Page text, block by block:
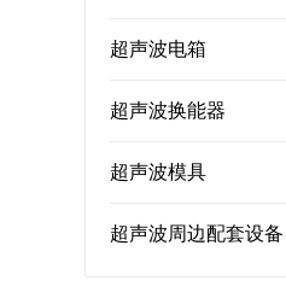
超声波电箱
超声波换能器
超声波模具
超声波周边配套设备